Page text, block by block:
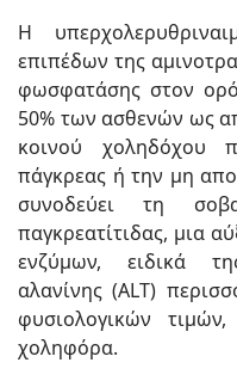
Η
επιπέδων της
φωσφατάσης στον
50% των ασθενών ως
κοινού χοληδόχου
πάγκρεας ή την μη
συνοδεύει τη
παγκρεατίτιδας, μια
ενζύμων, ειδικά
αλανίνης (ALT)
φυσιολογικών
χοληφόρα.